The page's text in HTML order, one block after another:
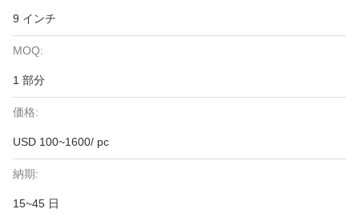
9 インチ
MOQ:
1 部分
価格:
USD 100~1600/ pc
納期:
15~45 日